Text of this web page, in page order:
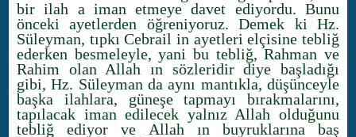
bir ilah a iman etmeye davet ediyordu. Bunu
önceki ayetlerden öğreniyoruz. Demek ki Hz.
Süleyman, tıpkı Cebrail in ayetleri elçisine tebliğ
ederken besmeleyle, yani bu tebliğ, Rahman ve
Rahim olan Allah ın sözleridir diye başladığı
gibi, Hz. Süleyman da aynı mantıkla, düşünceyle
başka ilahlara, güneşe tapmayı bırakmalarını,
tapılacak iman edilecek yalnız Allah olduğunu
tebliğ ediyor ve Allah ın buyruklarına baş